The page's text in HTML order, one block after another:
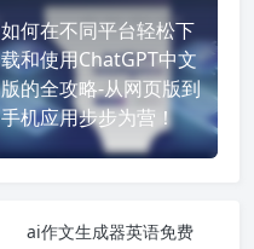
如何在不同平台轻松下
载和使用ChatGPT中文
版的全攻略-从网页版到
手机应用步步为营！
ai作文生成器英语免费